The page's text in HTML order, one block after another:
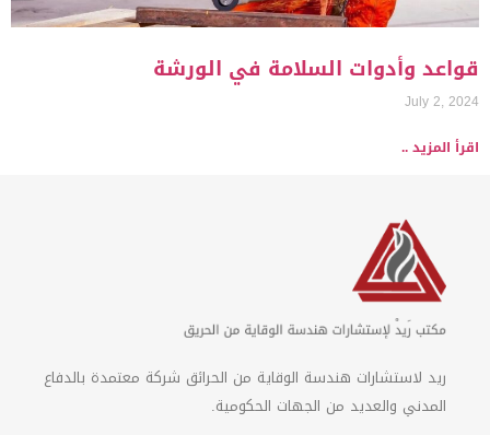
قواعد وأدوات السلامة في الورشة
July 2, 2024
اقرأ المزيد ..
ريد لاستشارات هندسة الوقاية من الحرائق شركة معتمدة بالدفاع
المدني والعديد من الجهات الحكومية.